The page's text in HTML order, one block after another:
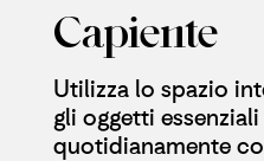
Capiente
Utilizza lo spazio
gli oggetti
quotidianamente